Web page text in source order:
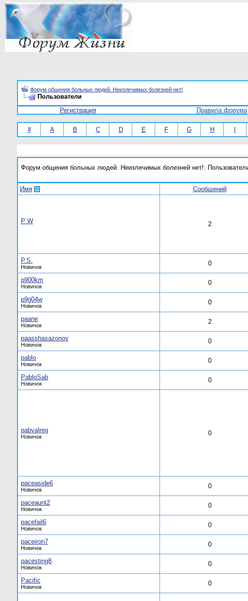
Форум общения больных людей. Неизлечимых болезней нет!
Пользователи
Регистрация Правила форума
# A B C D E F G H
Форум общения больных людей. Неизлечимых болезней нет!:
Имя Сообщений
P W 2
P.S.
Новичок 0
p900km
Новичок 0
p9g04w
Новичок 0
paane
Новичок 2
paasshasazonov
Новичок 0
pablo
Новичок 0
PabloSab
Новичок 0
pabvalreg
Новичок 0
paceaside6
Новичок 0
paceaunt2
Новичок 0
pacefail6
Новичок 0
paceiron7
Новичок 0
pacesting8
Новичок 0
Pacific
Новичок 0